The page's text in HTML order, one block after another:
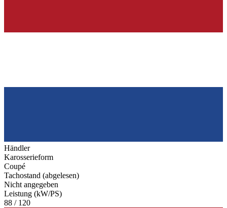
Händler
Karosserieform
Coupé
Tachostand (abgelesen)
Nicht angegeben
Leistung (kW/PS)
88 / 120